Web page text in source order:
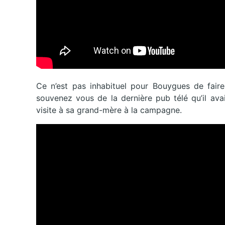
Ce n’est pas inhabituel pour Bouygues de
souvenez vous de la dernière pub télé qu’il
visite à sa grand-mère à la campagne.